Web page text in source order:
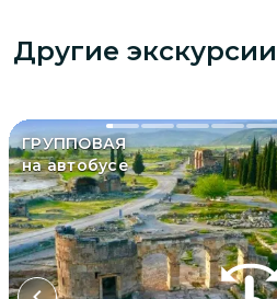
Другие экскурсии
ГРУППОВАЯ
на автобусе